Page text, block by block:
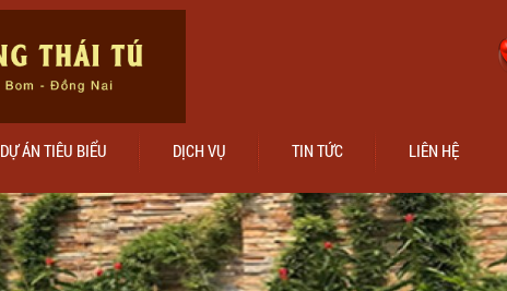
DỰ ÁN TIÊU BIỂU DỊCH VỤ TIN TỨC LIÊN HỆ